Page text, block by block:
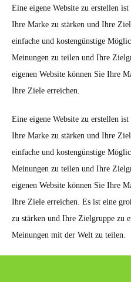
Eine eigene Website zu erstellen
Ihre Marke zu stärken und Ihre
einfache und kostengünstige
Meinungen zu teilen und Ihre
eigenen Website können Sie Ihre
Ihre Ziele erreichen.
Eine eigene Website zu erstellen
Ihre Marke zu stärken und Ihre
einfache und kostengünstige
Meinungen zu teilen und Ihre
eigenen Website können Sie Ihre
Ihre Ziele erreichen. Es ist eine
zu stärken und Ihre Zielgruppe zu
Meinungen mit der Welt zu teilen.